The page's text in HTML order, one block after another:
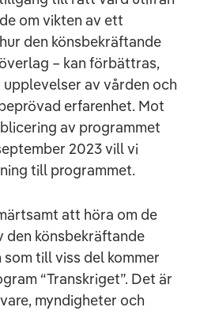
om vikten av ett
den könsbekräftande
– kan förbättras,
av vården och
erfarenhet. Mot
av programmet
2023 vill vi
till programmet.
att höra om de
den könsbekräftande
till viss del kommer
“Transkriget”. Det är
myndigheter och